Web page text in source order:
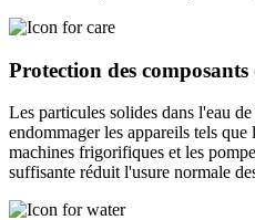
Protection des
Les particules solides dans l'eau
endommager les appareils tels que
machines frigorifiques et les
suffisante réduit l'usure normale